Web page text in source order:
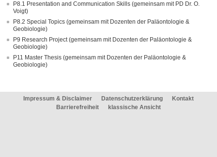
P8.1 Presentation and Communication Skills (gemeinsam mit PD Dr. O.
Voigt)
P8.2 Special Topics (gemeinsam mit Dozenten der Paläontologie &
Geobiologie)
P9 Research Project (gemeinsam mit Dozenten der Paläontologie &
Geobiologie)
P11 Master Thesis (gemeinsam mit Dozenten der Paläontologie &
Geobiologie)
Impressum & Disclaimer Datenschutzerklärung
Kontakt
Barrierefreiheit
klassische Ansicht